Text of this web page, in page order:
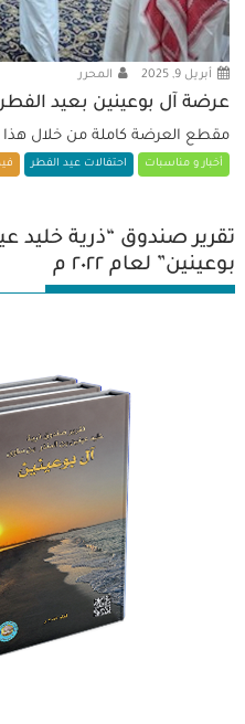
أبريل 9, 2025 المحرر
عرضة آل بوعينين بعيد الفطر المبارك
مقطع العرضة كاملة من خلال هذا
أخبار و مناسبات احتفالات عيد الفطر
تقرير صندوق “ذرية خليد
بوعينين” لعام ٢٠٢٢ م